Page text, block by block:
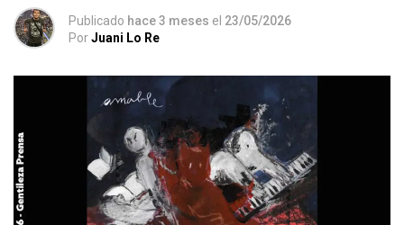
Publicado hace 3 meses el 23/05/2026
PorJuani Lo Re